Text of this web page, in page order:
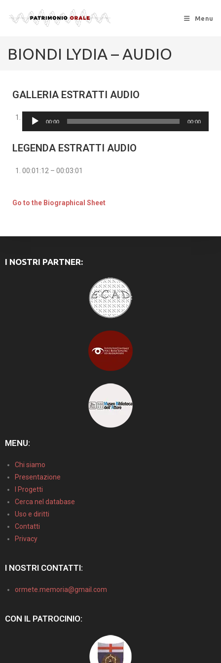
Menu
BIONDI LYDIA – AUDIO
GALLERIA ESTRATTI AUDIO
Audio
00:00 00:00
LEGENDA ESTRATTI AUDIO
00:01:12 – 00:03:01
Go to the Biographical Sheet
I NOSTRI PARTNER:
MENU:
Chi siamo
Presentazione
I Progetti
Cerca nel database
Uso e diritti
Contatti
Privacy
I NOSTRI CONTATTI:
ormete.memoria@gmail.com
CON IL PATROCINIO: